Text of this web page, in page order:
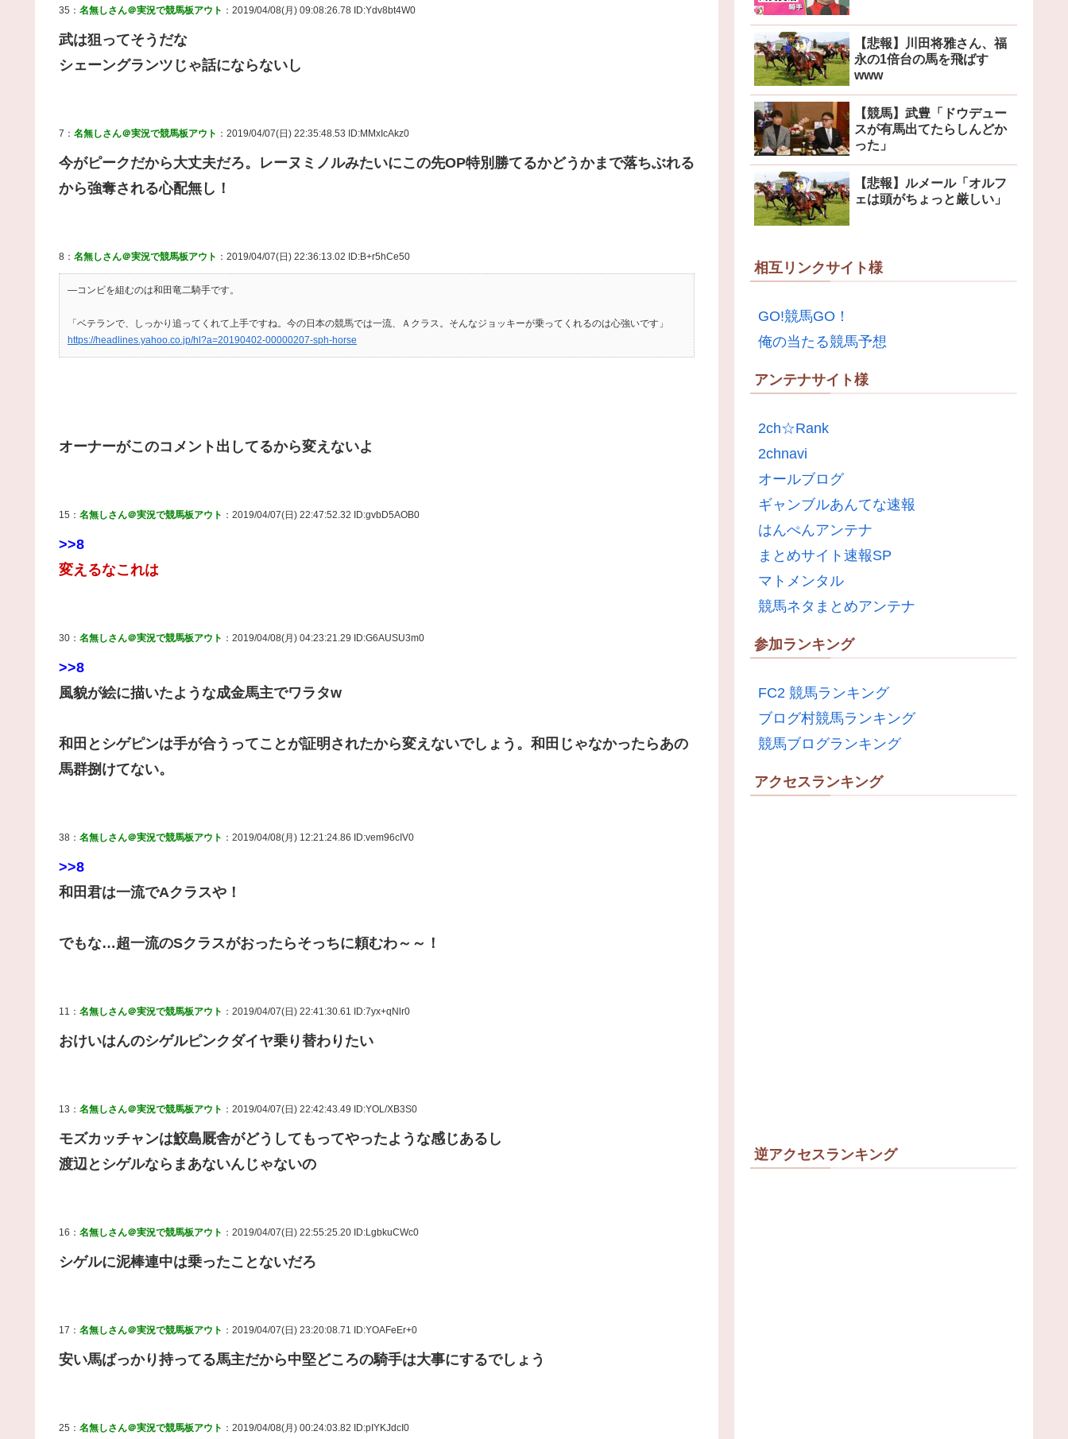
35： 名無しさん＠実況で競馬板アウト ：2019/04/08(月) 09:08:26.78 ID:Ydv8bt4W0
武は狙ってそうだな
シェーングランツじゃ話にならないし
7： 名無しさん＠実況で競馬板アウト ：2019/04/07(日) 22:35:48.53 ID:MMxIcAkz0
今がピークだから大丈夫だろ。レーヌミノルみたいにこの先OP特別勝てるかどうかまで落ちぶれる
から強奪される心配無し！
8： 名無しさん＠実況で競馬板アウト ：2019/04/07(日) 22:36:13.02 ID:B+r5hCe50
―コンビを組むのは和田竜二騎手です。
「ベテランで、しっかり追ってくれて上手ですね。今の日本の競馬では一流、Ａクラス。そんなジョッキーが乗ってくれるのは心強いです」
https://headlines.yahoo.co.jp/hl?a=20190402-00000207-sph-horse
オーナーがこのコメント出してるから変えないよ
15： 名無しさん＠実況で競馬板アウト ：2019/04/07(日) 22:47:52.32 ID:gvbD5AOB0
>>8
変えるなこれは
30： 名無しさん＠実況で競馬板アウト ：2019/04/08(月) 04:23:21.29 ID:G6AUSU3m0
>>8
風貌が絵に描いたような成金馬主でワラタw
和田とシゲピンは手が合うってことが証明されたから変えないでしょう。和田じゃなかったらあの
馬群捌けてない。
38： 名無しさん＠実況で競馬板アウト ：2019/04/08(月) 12:21:24.86 ID:vem96cIV0
>>8
和田君は一流でAクラスや！
でもな…超一流のSクラスがおったらそっちに頼むわ～～！
11： 名無しさん＠実況で競馬板アウト ：2019/04/07(日) 22:41:30.61 ID:7yx+qNlr0
おけいはんのシゲルピンクダイヤ乗り替わりたい
13： 名無しさん＠実況で競馬板アウト ：2019/04/07(日) 22:42:43.49 ID:YOL/XB3S0
モズカッチャンは鮫島厩舎がどうしてもってやったような感じあるし
渡辺とシゲルならまあないんじゃないの
16： 名無しさん＠実況で競馬板アウト ：2019/04/07(日) 22:55:25.20 ID:LgbkuCWc0
シゲルに泥棒連中は乗ったことないだろ
17： 名無しさん＠実況で競馬板アウト ：2019/04/07(日) 23:20:08.71 ID:YOAFeEr+0
安い馬ばっかり持ってる馬主だから中堅どころの騎手は大事にするでしょう
25： 名無しさん＠実況で競馬板アウト ：2019/04/08(月) 00:24:03.82 ID:pIYKJdcI0
【悲報】川田将雅さん、福
永の1倍台の馬を飛ばす
www
【競馬】武豊「ドウデュー
スが有馬出てたらしんどか
った」
【悲報】ルメール「オルフ
ェは頭がちょっと厳しい」
相互リンクサイト様
GO!競馬GO！
俺の当たる競馬予想
アンテナサイト様
2ch☆Rank
2chnavi
オールブログ
ギャンブルあんてな速報
はんぺんアンテナ
まとめサイト速報SP
マトメンタル
競馬ネタまとめアンテナ
参加ランキング
FC2 競馬ランキング
ブログ村競馬ランキング
競馬ブログランキング
アクセスランキング
逆アクセスランキング